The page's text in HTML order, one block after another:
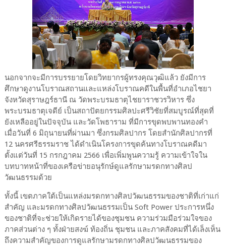
นอกจากจะมีการบรรยายโดยวิทยากรผู้ทรงคุณวุฒิแล้ว ยังมีการ
ศึกษาดูงานโบราณสถานและแหล่งโบราณคดีในพื้นที่อำเภอไชยา
จังหวัดสุราษฎร์ธานี ณ วัดพระบรมธาตุไชยาราชวรวิหาร ซึ่ง
พระบรมธาตุเจดีย์ เป็นสถาปัตยกรรมศิลปะศรีวิชัยที่สมบูรณ์ที่สุดที่
ยังเหลืออยู่ในปัจจุบัน และวัดโพธาราม ที่มีการขุดพบพานทองคำ
เมื่อวันที่ 6 มิถุนายนที่ผ่านมา ซึ่งกรมศิลปากร โดยสำนักศิลปากรที่
12 นครศรีธรรมราช ได้ดำเนินโครงการขุดค้นทางโบราณคดีมา
ตั้งแต่วันที่ 15 กรกฎาคม 2566 เพื่อเพิ่มพูนความรู้ ความเข้าใจใน
บทบาทหน้าที่ของเครือข่ายอนุรักษ์ดูแลรักษามรดกทางศิลป
วัฒนธรรมด้วย
ทั้งนี้ เขตภาคใต้เป็นแหล่งมรดกทางศิลปวัฒนธรรมของชาติที่เก่าแก่
สำคัญ และมรดกทางศิลปวัฒนธรรมเป็น Soft Power ประการหนึ่ง
ของชาติที่จะช่วยให้เกิดรายได้ของชุมชน ความร่วมมือร่วมใจของ
ภาคส่วนต่าง ๆ ทั้งฝ่ายสงฆ์ ท้องถิ่น ชุมชน และภาคสังคมที่ได้เล็งเห็น
ถึงความสำคัญของการดูแลรักษามรดกทางศิลปวัฒนธรรมของ